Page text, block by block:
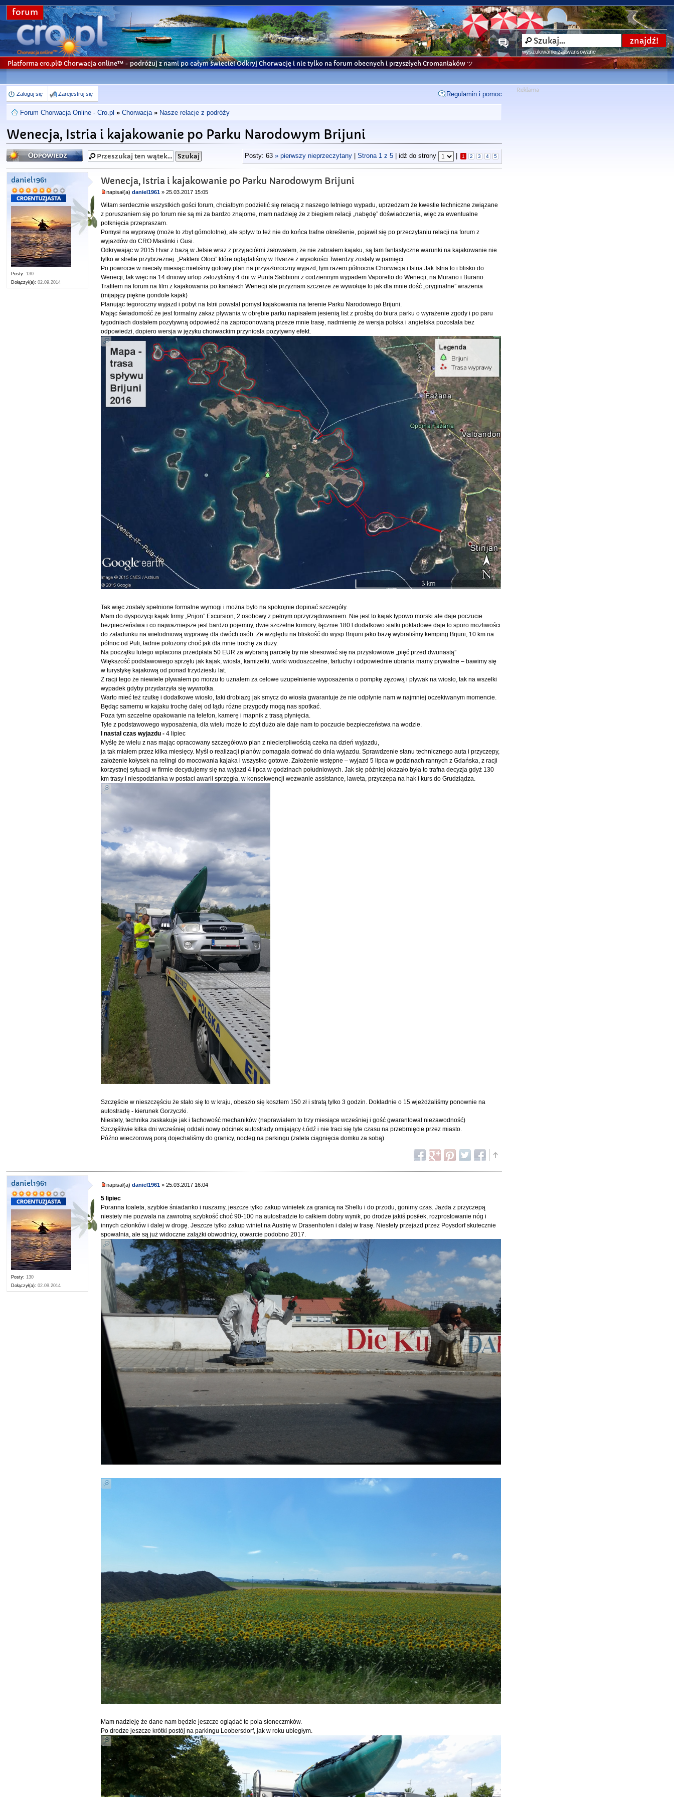
forum
wyszukiwanie zaawansowane
Platforma cro.pl© Chorwacja online™ - podróżuj z nami po całym świecie! Odkryj Chorwację i nie tylko na forum obecnych i przyszłych Cromaniaków ツ
Zaloguj się Zarejestruj się Regulamin i pomoc
Forum Chorwacja Online - Cro.pl » Chorwacja » Nasze relacje z podróży
Wenecja, Istria i kajakowanie po Parku Narodowym Brijuni
Odpowiedz Posty: 63 » pierwszy nieprzeczytany| Strona 1z 5| idź do strony 1 2 3 4 5
daniel1961
Posty: 130
Dołączył(a): 02.09.2014
Wenecja, Istria i kajakowanie po Parku Narodowym Brijuni
napisał(a)daniel1961 » 25.03.2017 15:05
Witam serdecznie wszystkich gości forum, chciałbym podzielić się relacją z naszego letniego wypadu, uprzedzam że kwestie techniczne związane
z poruszaniem się po forum nie są mi za bardzo znajome, mam nadzieję że z biegiem relacji „nabędę” doświadczenia, więc za ewentualne
potknięcia przepraszam.
Pomysł na wyprawę (może to zbyt górnolotne), ale spływ to też nie do końca trafne określenie, pojawił się po przeczytaniu relacji na forum z
wyjazdów do CRO Maslinki i Gusi.
Odkrywając w 2015 Hvar z bazą w Jelsie wraz z przyjaciółmi żałowałem, że nie zabrałem kajaku, są tam fantastyczne warunki na kajakowanie nie
tylko w strefie przybrzeżnej. „Pakleni Otoci” które oglądaliśmy w Hvarze z wysokości Twierdzy zostały w pamięci.
Po powrocie w niecały miesiąc mieliśmy gotowy plan na przyszłoroczny wyjazd, tym razem północna Chorwacja i Istria Jak Istria to i blisko do
Wenecji, tak więc na 14 dniowy urlop założyliśmy 4 dni w Punta Sabbioni z codziennym wypadem Vaporetto do Wenecji, na Murano i Burano.
Trafiłem na forum na film z kajakowania po kanałach Wenecji ale przyznam szczerze że wywołuje to jak dla mnie dość „oryginalne” wrażenia
(mijający piękne gondole kajak)
Planując tegoroczny wyjazd i pobyt na Istrii powstał pomysł kajakowania na terenie Parku Narodowego Brijuni.
Mając świadomość że jest formalny zakaz pływania w obrębie parku napisałem jesienią list z prośbą do biura parku o wyrażenie zgody i po paru
tygodniach dostałem pozytywną odpowiedź na zaproponowaną przeze mnie trasę, nadmienię że wersja polska i angielska pozostała bez
odpowiedzi, dopiero wersja w języku chorwackim przyniosła pozytywny efekt.
Tak więc zostały spełnione formalne wymogi i można było na spokojnie dopinać szczegóły.
Mam do dyspozycji kajak firmy „Prijon” Excursion, 2 osobowy z pełnym oprzyrządowaniem. Nie jest to kajak typowo morski ale daje poczucie
bezpieczeństwa i co najważniejsze jest bardzo pojemny, dwie szczelne komory, łącznie 180 l dodatkowo siatki pokładowe daje to sporo możliwości
do załadunku na wielodniową wyprawę dla dwóch osób. Ze względu na bliskość do wysp Brijuni jako bazę wybraliśmy kemping Brjuni, 10 km na
północ od Puli, ładnie położony choć jak dla mnie trochę za duży.
Na początku lutego wpłacona przedpłata 50 EUR za wybraną parcelę by nie stresować się na przysłowiowe „pięć przed dwunastą”
Większość podstawowego sprzętu jak kajak, wiosła, kamizelki, worki wodoszczelne, fartuchy i odpowiednie ubrania mamy prywatne – bawimy się
w turystykę kajakową od ponad trzydziestu lat.
Z racji tego że niewiele pływałem po morzu to uznałem za celowe uzupełnienie wyposażenia o pompkę zęzową i pływak na wiosło, tak na wszelki
wypadek gdyby przydarzyła się wywrotka.
Warto mieć też rzutkę i dodatkowe wiosło, taki drobiazg jak smycz do wiosła gwarantuje że nie odpłynie nam w najmniej oczekiwanym momencie.
Będąc samemu w kajaku trochę dalej od lądu różne przygody mogą nas spotkać.
Poza tym szczelne opakowanie na telefon, kamerę i mapnik z trasą płynięcia.
Tyle z podstawowego wyposażenia, dla wielu może to zbyt dużo ale daje nam to poczucie bezpieczeństwa na wodzie.
I nastał czas wyjazdu - 4 lipiec
Myślę że wielu z nas mając opracowany szczegółowo plan z niecierpliwością czeka na dzień wyjazdu,
ja tak miałem przez kilka miesięcy. Myśl o realizacji planów pomagała dotrwać do dnia wyjazdu. Sprawdzenie stanu technicznego auta i przyczepy,
założenie kołysek na relingi do mocowania kajaka i wszystko gotowe. Założenie wstępne – wyjazd 5 lipca w godzinach rannych z Gdańska, z racji
korzystnej sytuacji w firmie decydujemy się na wyjazd 4 lipca w godzinach południowych. Jak się później okazało była to trafna decyzja gdyż 130
km trasy i niespodzianka w postaci awarii sprzęgła, w konsekwencji wezwanie assistance, laweta, przyczepa na hak i kurs do Grudziądza.
Szczęście w nieszczęściu że stało się to w kraju, obeszło się kosztem 150 zł i stratą tylko 3 godzin. Dokładnie o 15 wjeżdżaliśmy ponownie na
autostradę - kierunek Gorzyczki.
Niestety, technika zaskakuje jak i fachowość mechaników (naprawiałem to trzy miesiące wcześniej i gość gwarantował niezawodność)
Szczęśliwie kilka dni wcześniej oddali nowy odcinek autostrady omijający Łódź i nie traci się tyle czasu na przebrnięcie przez miasto.
Późno wieczorową porą dojechaliśmy do granicy, nocleg na parkingu (zaleta ciągnięcia domku za sobą)
daniel1961
Posty: 130
Dołączył(a): 02.09.2014
napisał(a)daniel1961 » 25.03.2017 16:04
5 lipiec
Poranna toaleta, szybkie śniadanko i ruszamy, jeszcze tylko zakup winietek za granicą na Shellu i do przodu, gonimy czas. Jazda z przyczepą
niestety nie pozwala na zawrotną szybkość choć 90-100 na autostradzie to całkiem dobry wynik, po drodze jakiś posiłek, rozprostowanie nóg i
innych członków i dalej w drogę. Jeszcze tylko zakup winiet na Austrię w Drasenhofen i dalej w trasę. Niestety przejazd przez Poysdorf skutecznie
spowalnia, ale są już widoczne zalążki obwodnicy, otwarcie podobno 2017.
Mam nadzieję że dane nam będzie jeszcze oglądać te pola słoneczmków.
Po drodze jeszcze krótki postój na parkingu Leobersdorf, jak w roku ubiegłym.